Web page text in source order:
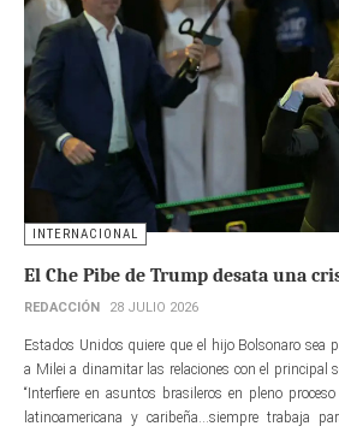
INTERNACIONAL
El Che Pibe de Trump desata una
REDACCIÓN 28 JULIO 2026
Estados Unidos quiere que el hijo Bolsonaro sea
a Milei a dinamitar las relaciones con el principal
“Interfiere en asuntos brasileros en pleno
latinoamericana y caribeña...siempre trabaja